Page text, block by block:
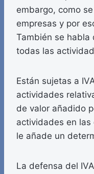
embargo, como
empresas y por
También se habla
todas las
Están sujetas a
actividades
de valor añadido
actividades en las
le añade un
La defensa del